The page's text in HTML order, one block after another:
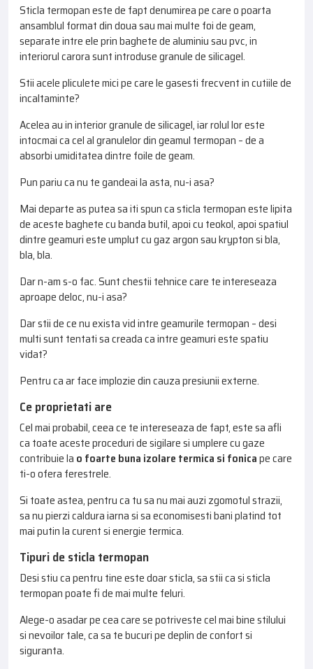
Sticla termopan este de fapt denumirea pe care o poarta
ansamblul format din doua sau mai multe foi de geam,
separate intre ele prin baghete de aluminiu sau pvc, in
interiorul carora sunt introduse granule de silicagel.
Stii acele pliculete mici pe care le gasesti frecvent in cutiile de
incaltaminte?
Acelea au in interior granule de silicagel, iar rolul lor este
intocmai ca cel al granulelor din geamul termopan – de a
absorbi umiditatea dintre foile de geam.
Pun pariu ca nu te gandeai la asta, nu-i asa?
Mai departe as putea sa iti spun ca sticla termopan este lipita
de aceste baghete cu banda butil, apoi cu teokol, apoi spatiul
dintre geamuri este umplut cu gaz argon sau krypton si bla,
bla, bla.
Dar n-am s-o fac. Sunt chestii tehnice care te intereseaza
aproape deloc, nu-i asa?
Dar stii de ce nu exista vid intre geamurile termopan – desi
multi sunt tentati sa creada ca intre geamuri este spatiu
vidat?
Pentru ca ar face implozie din cauza presiunii externe.
Ce proprietati are
Cel mai probabil, ceea ce te intereseaza de fapt, este sa afli
ca toate aceste proceduri de sigilare si umplere cu gaze
contribuie la o foarte buna izolare termica si fonicape care
ti-o ofera ferestrele.
Si toate astea, pentru ca tu sa nu mai auzi zgomotul strazii,
sa nu pierzi caldura iarna si sa economisesti bani platind tot
mai putin la curent si energie termica.
Tipuri de sticla termopan
Desi stiu ca pentru tine este doar sticla, sa stii ca si sticla
termopan poate fi de mai multe feluri.
Alege-o asadar pe cea care se potriveste cel mai bine stilului
si nevoilor tale, ca sa te bucuri pe deplin de confort si
siguranta.